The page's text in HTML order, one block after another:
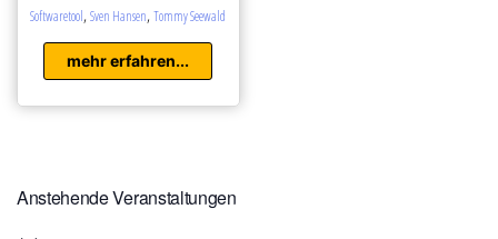
Softwaretool,Sven Hansen,Tommy Seewald
mehr erfahren...
Anstehende Veranstaltungen